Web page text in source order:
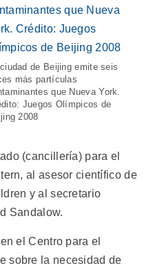
de Beijing emite seis
más partículas
que Nueva York.
Juegos Olímpicos de
2008
(cancillería) para el
al asesor científico de
y al secretario
Sandalow.
el Centro para el
sobre la necesidad de